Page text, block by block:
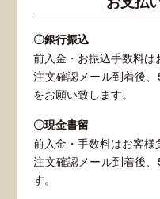
〇銀行振込
前入金・お振込手数料は
注文確認メール到着後
をお願い致します。
〇現金書留
前入金・手数料はお客様
注文確認メール到着後
す。